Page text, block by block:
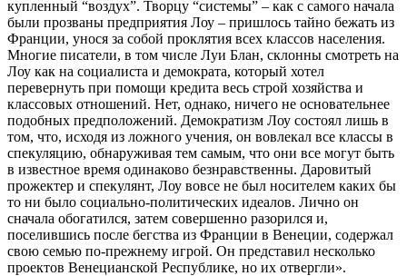
купленный “воздух”. Творцу “системы” – как с самого начала
были прозваны предприятия Лоу – пришлось тайно бежать из
Франции, унося за собой проклятия всех классов населения.
Многие писатели, в том числе Луи Блан, склонны смотреть на
Лоу как на социалиста и демократа, который хотел
перевернуть при помощи кредита весь строй хозяйства и
классовых отношений. Нет, однако, ничего не основательнее
подобных предположений. Демократизм Лоу состоял лишь в
том, что, исходя из ложного учения, он вовлекал все классы в
спекуляцию, обнаруживая тем самым, что они все могут быть
в известное время одинаково безнравственны. Даровитый
прожектер и спекулянт, Лоу вовсе не был носителем каких бы
то ни было социально-политических идеалов. Лично он
сначала обогатился, затем совершенно разорился и,
поселившись после бегства из Франции в Венеции, содержал
свою семью по-прежнему игрой. Он представил несколько
проектов Венецианской Республике, но их отвергли».